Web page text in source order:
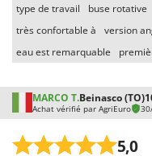
type de travail
buse rotative
très confortable à
version
eau est remarquable
MARCO T.Beinasco (TO)
Achat vérifié par AgriEuro
5,0